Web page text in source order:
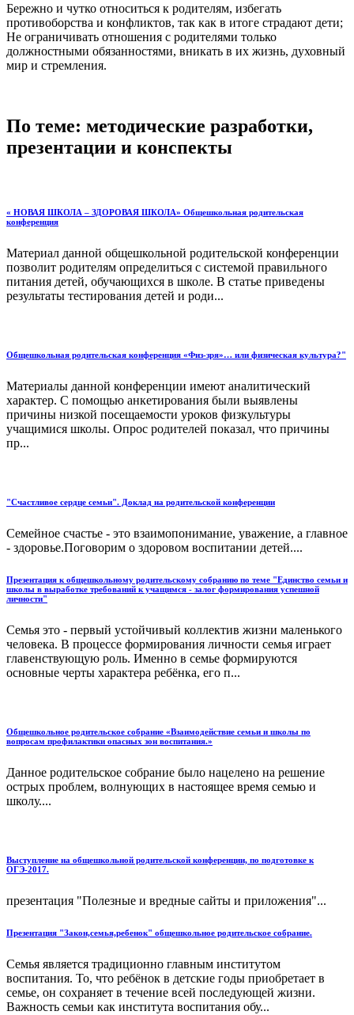
Бережно и чутко относиться к родителям, избегать
противоборства и конфликтов, так как в итоге страдают дети;
Не ограничивать отношения с родителями только
должностными обязанностями, вникать в их жизнь, духовный
мир и стремления.
По теме: методические разработки,
презентации и конспекты
« НОВАЯ ШКОЛА – ЗДОРОВАЯ ШКОЛА» Общешкольная родительская
конференция
Материал данной общешкольной родительской конференции
позволит родителям определиться с системой правильного
питания детей, обучающихся в школе. В статье приведены
результаты тестирования детей и роди...
Общешкольная родительская конференция «Физ-зря»… или физическая культура?"
Материалы данной конференции имеют аналитический
характер. С помощью анкетирования были выявлены
причины низкой посещаемости уроков физкультуры
учащимися школы. Опрос родителей показал, что причины
пр...
"Счастливое сердце семьи". Доклад на родительской конференции
Семейное счастье - это взаимопонимание, уважение, а главное
- здоровье.Поговорим о здоровом воспитании детей....
Презентация к общешкольному родительскому собранию по теме "Единство семьи и
школы в выработке требований к учащимся - залог формирования успешной
личности"
Семья это - первый устойчивый коллектив жизни маленького
человека. В процессе формирования личности семья играет
главенствующую роль. Именно в семье формируются
основные черты характера ребёнка, его п...
Общешкольное родительское собрание «Взаимодействие семьи и школы по
вопросам профилактики опасных зон воспитания.»
Данное родительское собрание было нацелено на решение
острых проблем, волнующих в настоящее время семью и
школу....
Выступление на общешкольной родительской конференции, по подготовке к
ОГЭ-2017.
презентация "Полезные и вредные сайты и приложения"...
Презентация "Закон,семья,ребенок" общешкольное родительское собрание.
Семья является традиционно главным институтом
воспитания. То, что ребёнок в детские годы приобретает в
семье, он сохраняет в течение всей последующей жизни.
Важность семьи как института воспитания обу...